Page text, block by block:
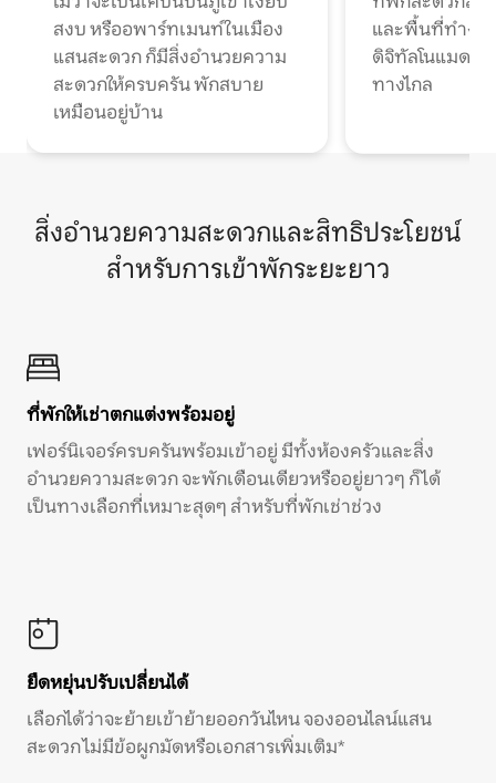
สงบ หรืออพาร์ทเมนท์ในเมือง
แสนสะดวก ก็มีสิ่งอำนวยความ
สะดวกให้ครบครัน พักสบาย
เหมือนอยู่บ้าน
และพื้นที่ทำงา
ดิจิทัลโนแมดแ
ทางไกล
สิ่งอำนวยความสะดวกและสิทธิประโยชน์
สำหรับการเข้าพักระยะยาว
ที่พักให้เช่าตกแต่งพร้อมอยู่
เฟอร์นิเจอร์ครบครันพร้อมเข้าอยู่ มีทั้งห้องครัวและสิ่ง
อำนวยความสะดวก จะพักเดือนเดียวหรืออยู่ยาวๆ ก็ได้
เป็นทางเลือกที่เหมาะสุดๆ สำหรับที่พักเช่าช่วง
ยืดหยุ่นปรับเปลี่ยนได้
เลือกได้ว่าจะย้ายเข้าย้ายออกวันไหน จองออนไลน์แสน
สะดวก ไม่มีข้อผูกมัดหรือเอกสารเพิ่มเติม*